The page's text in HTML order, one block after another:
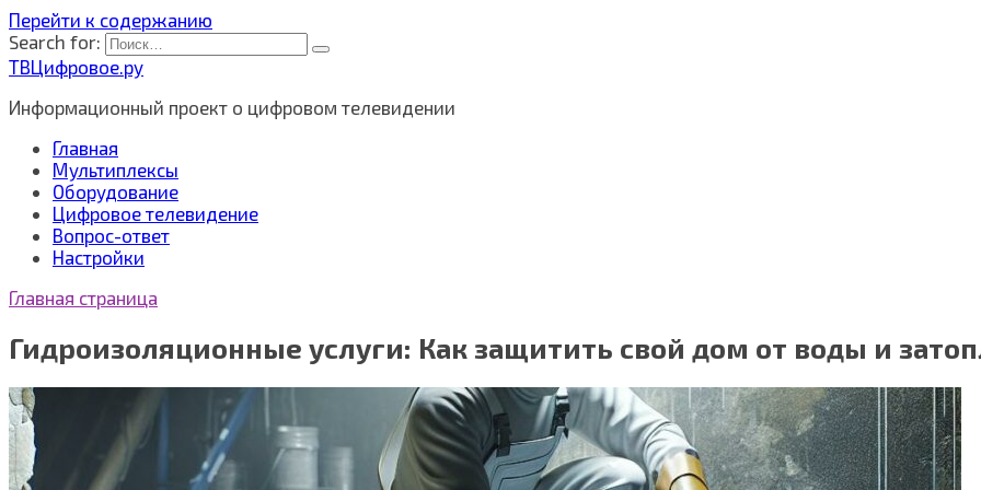
Перейти к содержанию
Search for:
ТВЦифровое.ру
Информационный проект о цифровом телевидении
Главная
Мультиплексы
Оборудование
Цифровое телевидение
Вопрос-ответ
Настройки
Главная страница
Гидроизоляционные услуги: Как защитить свой дом от воды и